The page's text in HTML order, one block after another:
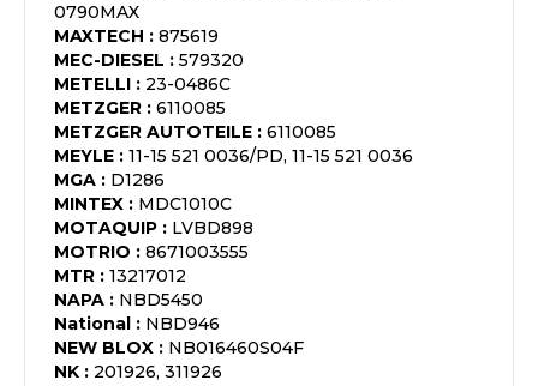
0790MAX
MAXTECH : 875619
MEC-DIESEL : 579320
METELLI : 23-0486C
METZGER : 6110085
METZGER AUTOTEILE : 6110085
MEYLE : 11-15 521 0036/PD, 11-15 521 0036
MGA : D1286
MINTEX : MDC1010C
MOTAQUIP : LVBD898
MOTRIO : 8671003555
MTR : 13217012
NAPA : NBD5450
National : NBD946
NEW BLOX : NB016460S04F
NK : 201926, 311926